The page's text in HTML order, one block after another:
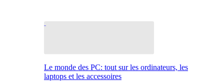
Le monde des PC: tout sur les ordinateurs, les
laptops et les accessoires